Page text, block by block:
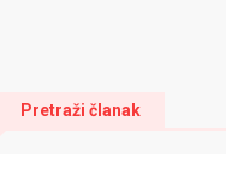
Pretraži članak